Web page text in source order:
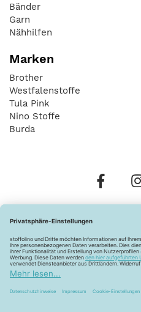
Bänder
Garn
Nähhilfen
Marken
Brother
Westfalenstoffe
Tula Pink
Nino Stoffe
Burda
Widerrufsbelehrung
Barrierefreiheitserklärung